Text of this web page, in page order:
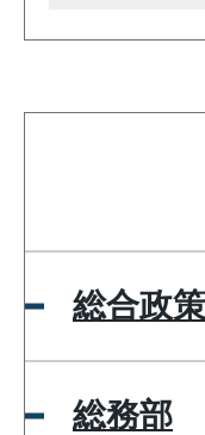
総合政
総務部